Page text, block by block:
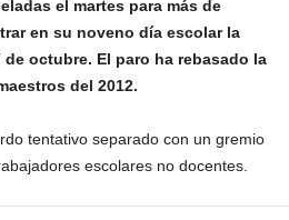
el martes para más de
en su noveno día escolar la
octubre. El paro ha rebasado la
del 2012.
tentativo separado con un gremio
escolares no docentes.